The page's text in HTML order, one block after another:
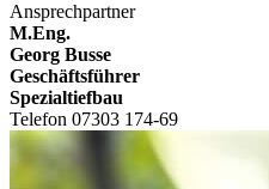
Ansprechpartner
M.Eng.
Georg Busse
Geschäftsführer
Spezialtiefbau
Telefon 07303 174-69